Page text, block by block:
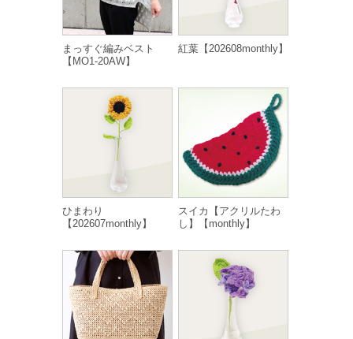
まっすぐ編みベスト
【MO1-20AW】
紅葉【202608monthly】
ひまわり
【202607monthly】
スイカ【アクリルたわ
し】【monthly】